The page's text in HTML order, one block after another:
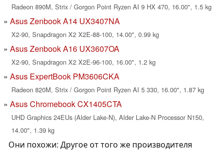
Radeon 890M, Strix / Gorgon Point Ryzen AI 9 HX 470, 16.00", 1.5 kg
Asus Zenbook A14 UX3407NA
X2-90, Snapdragon X2 X2E-88-100, 14.00", 0.99 kg
Asus Zenbook A16 UX3607OA
X2-90, Snapdragon X2 X2E-96-100, 16.00", 1.2 kg
Asus ExpertBook PM3606CKA
Radeon 820M, Strix / Gorgon Point Ryzen AI 5 330, 16.00", 1.87 kg
Asus Chromebook CX1405CTA
UHD Graphics 24EUs (Alder Lake-N), Alder Lake-N Processor N150,
14.00", 1.39 kg
Они похожи: Другое от того же производителя